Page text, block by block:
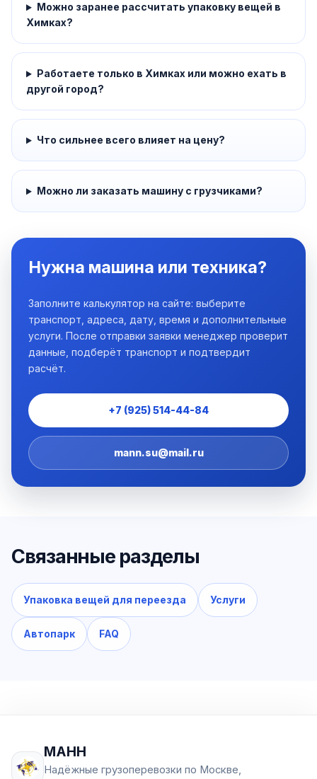
Можно заранее рассчитать упаковку вещей в
Химках?
Работаете только в Химках или можно ехать в
другой город?
Что сильнее всего влияет на цену?
Можно ли заказать машину с грузчиками?
Нужна машина или техника?
Заполните калькулятор на сайте: выберите
транспорт, адреса, дату, время и дополнительные
услуги. После отправки заявки менеджер проверит
данные, подберёт транспорт и подтвердит
расчёт.
+7 (925) 514-44-84
mann.su@mail.ru
Связанные разделы
Упаковка вещей для переезда Услуги
Автопарк FAQ
МАНН
Надёжные грузоперевозки по Москве,